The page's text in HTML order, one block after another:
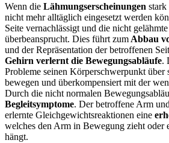
Wenn die Lähmungserscheinungen stark
nicht mehr alltäglich eingesetzt werden
Seite vernachlässigt und die nicht
überbeansprucht. Dies führt zum Abbau
und der Repräsentation der betroffenen
Gehirn verlernt die Bewegungsabläufe.
Probleme seinen Körperschwerpunkt über
bewegen und überkompensiert mit der
Durch die nicht normalen
Begleitsymptome. Der betroffene Arm
erlernte Gleichgewichtsreaktionen eine
welches den Arm in Bewegung zieht oder
hängt.